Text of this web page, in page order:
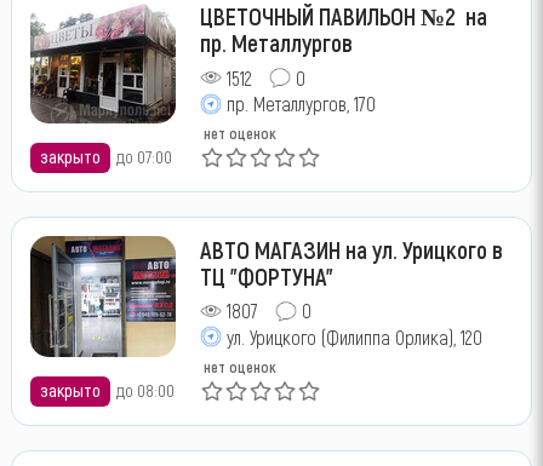
закрыто до 07:00
ЦВЕТОЧНЫЙ ПАВИЛЬОН №2 на
пр. Металлургов
1512
0
пр. Металлургов, 170
нет оценок
закрыто до 08:00
АВТО МАГАЗИН на ул. Урицкого в
ТЦ "ФОРТУНА"
1807
0
ул. Урицкого (Филиппа Орлика), 120
нет оценок